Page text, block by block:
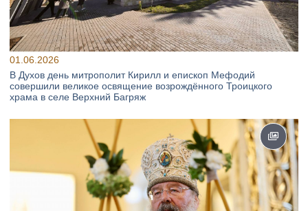
01.06.2026
В Духов день митрополит Кирилл и епископ Мефодий
совершили великое освящение возрождённого Троицкого
храма в селе Верхний Багряж